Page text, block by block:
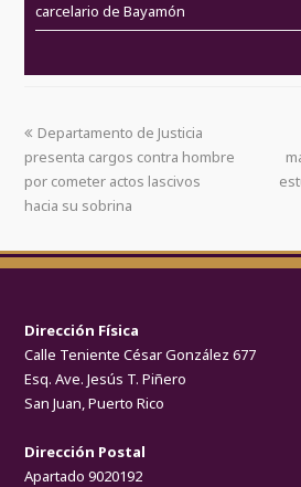
carcelario de Bayamón
Departamento de Justicia
presenta cargos contra hombre
por cometer actos lascivos
hacia su sobrina
Dirección Física
Calle Teniente César González 677
Esq. Ave. Jesús T. Piñero
San Juan, Puerto Rico
Dirección Postal
Apartado 9020192